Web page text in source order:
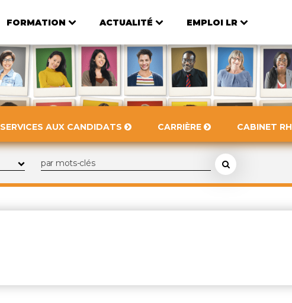
FORMATION ACTUALITÉ EMPLOI LR
SERVICES AUX CANDIDATS CARRIÈRE CABINET RH